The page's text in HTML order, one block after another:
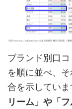
ブランド別口
を順に並べ、
合を示していま
リーム」や「